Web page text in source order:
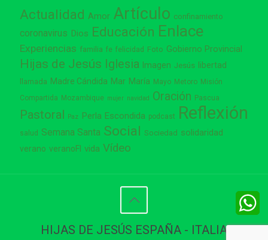
Actualidad Amor Artículo confinamiento
coronavirus Dios Educación Enlace
Experiencias familia fe felicidad Foto Gobierno Provincial
Hijas de Jesús Iglesia Imagen Jesús libertad
llamada Madre Cándida Mar María Mayo Metoro Misión
Compartida Mozambique mujer navidad Oración Pascua
Pastoral Paz Perla Escondida podcast Reflexión
salud Semana Santa Social Sociedad solidaridad
verano veranoFI vida Vídeo
HIJAS DE JESÚS ESPAÑA - ITALIA